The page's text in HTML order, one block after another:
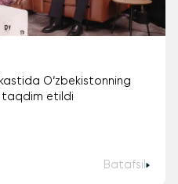
O‘zbekistonning
taqdim etildi
Batafsil